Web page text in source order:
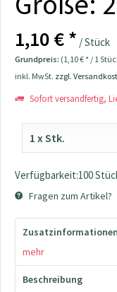
1,10 € * / Stück
Grundpreis: (1,10 € * / 1
inkl. MwSt. zzgl.
Sofort versandfertig,
Verfügbarkeit:100
Fragen zum Artikel?
Zusatzinformationen
mehr
Beschreibung